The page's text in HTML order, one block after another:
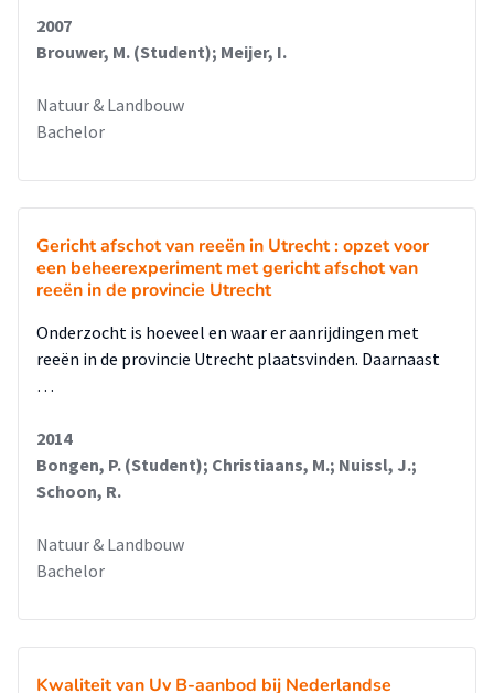
2007
Brouwer, M. (Student); Meijer, I.
Natuur & Landbouw
Bachelor
Gericht afschot van reeën in Utrecht : opzet voor
een beheerexperiment met gericht afschot van
reeën in de provincie Utrecht
Onderzocht is hoeveel en waar er aanrijdingen met
reeën in de provincie Utrecht plaatsvinden. Daarnaast
…
2014
Bongen, P. (Student); Christiaans, M.; Nuissl, J.;
Schoon, R.
Natuur & Landbouw
Bachelor
Kwaliteit van Uv B-aanbod bij Nederlandse